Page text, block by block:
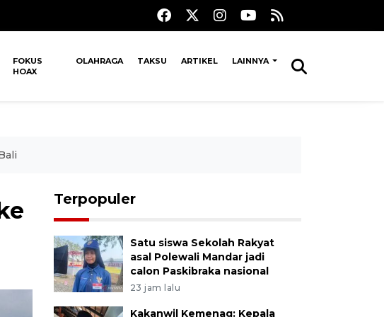
FOKUS
HOAX
OLAHRAGA TAKSU ARTIKEL LAINNYA
Terpopuler
Satu siswa Sekolah Rakyat
asal Polewali Mandar jadi
calon Paskibraka nasional
23 jam lalu
Kakanwil Kemenag: Kepala